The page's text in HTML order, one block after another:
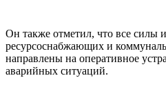
Он также отметил, что все силы и
ресурсоснабжающих и
направлены на оперативное
аварийных ситуаций.